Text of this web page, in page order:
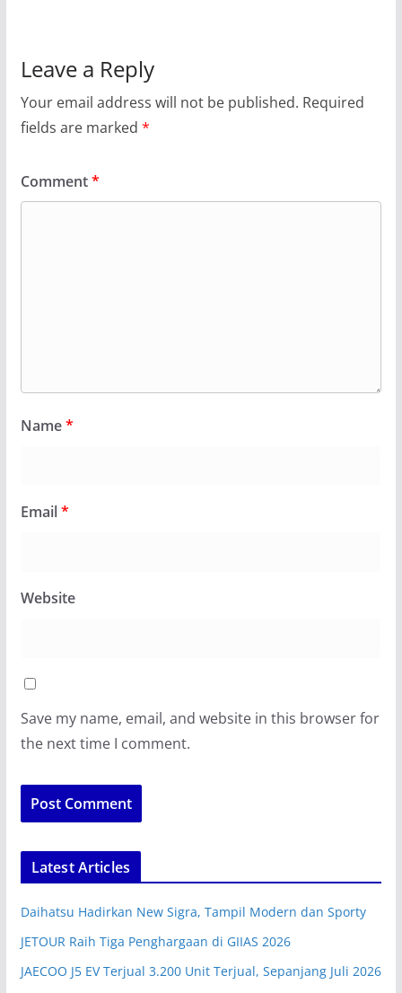
Leave a Reply
Your email address will not be published. Required
fields are marked *
Comment*
Name*
Email*
Website
Save my name, email, and website in this browser for
the next time I comment.
Latest Articles
Daihatsu Hadirkan New Sigra, Tampil Modern dan Sporty
JETOUR Raih Tiga Penghargaan di GIIAS 2026
JAECOO J5 EV Terjual 3.200 Unit Terjual, Sepanjang Juli 2026